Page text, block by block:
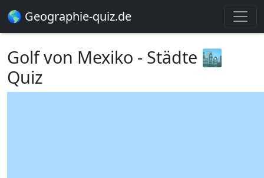
🌎 Geographie-quiz.de
Golf von Mexiko - Städte 🏙️
Quiz